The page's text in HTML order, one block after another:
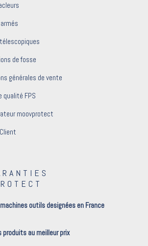
de fosse
générales de vente
qualité FPS
moovprotect
outils designées en France
produits au meilleur prix